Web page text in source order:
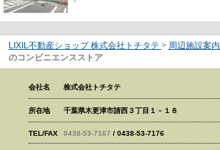
LIXIL不動産ショップ 株式会社トチタテ > 周辺施設案内
のコンビニエンスストア
会社名 株式会社トチタテ
所在地 千葉県木更津市請西３丁目１－１８
TEL/FAX 0438-53-7167 / 0438-53-7176